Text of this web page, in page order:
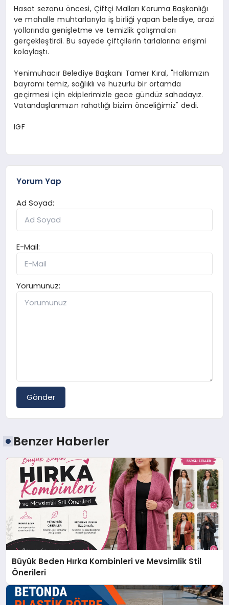
Hasat sezonu öncesi, Çiftçi Malları Koruma Başkanlığı
ve mahalle muhtarlarıyla iş birliği yapan belediye, arazi
yollarında genişletme ve temizlik çalışmaları
gerçekleştirdi. Bu sayede çiftçilerin tarlalarına erişimi
kolaylaştı.
Yenimuhacır Belediye Başkanı Tamer Kıral, "Halkımızın
bayramı temiz, sağlıklı ve huzurlu bir ortamda
geçirmesi için ekiplerimizle gece gündüz sahadayız.
Vatandaşlarımızın rahatlığı bizim önceliğimiz" dedi.
IGF
Yorum Yap
Ad Soyad:
E-Mail:
Yorumunuz:
Gönder
Benzer Haberler
Büyük Beden Hırka Kombinleri ve Mevsimlik Stil
Önerileri